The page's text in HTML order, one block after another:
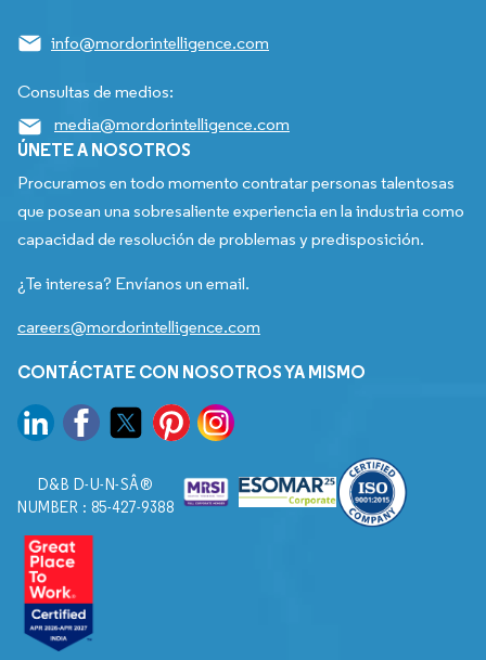
info@mordorintelligence.com
Consultas de medios:
media@mordorintelligence.com
ÚNETE A NOSOTROS
Procuramos en todo momento contratar personas talentosas
que posean una sobresaliente experiencia en la industria como
capacidad de resolución de problemas y predisposición.
¿Te interesa? Envíanos un email.
careers@mordorintelligence.com
CONTÁCTATE CON NOSOTROS YA MISMO
D&B D-U-N-SÂ®
NUMBER : 85-427-9388